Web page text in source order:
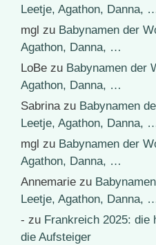
Leetje, Agathon, Danna,
mgl zu Babynamen der
Agathon, Danna, …
LoBe zu Babynamen der
Agathon, Danna, …
Sabrinazu Babynamen
Leetje, Agathon, Danna,
mgl zu Babynamen der
Agathon, Danna, …
Annemarie zu
Leetje, Agathon, Danna,
- zu Frankreich 2025: die
die Aufsteiger